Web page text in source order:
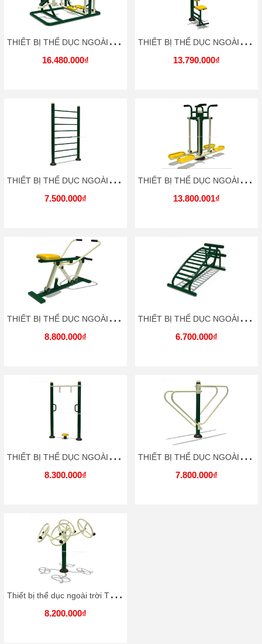
T
HIẾT BỊ THỂ DỤC NGOÀI TRỜI TDNT039 DOCHOIKINHBAC
16.480.000₫
T
HIẾT BỊ THỂ DỤC NGOÀI TRỜI TDNT001 DOCHOIKINHBAC
13.790.000₫
T
HIẾT BỊ THỂ DỤC NGOÀI TRỜI TDNT041 DOCHOIKINHBAC
7.500.000₫
T
HIẾT BỊ THỂ DỤC NGOÀI TRỜI TDNT042 DOCHOIKINHBAC
13.800.001₫
T
HIẾT BỊ THỂ DỤC NGOÀI TRỜI TDNT043 DOCHOIKINHBAC
8.800.000₫
T
HIẾT BỊ THỂ DỤC NGOÀI TRỜI TDNT044 DOCHOIKINHBAC
6.700.000₫
T
HIẾT BỊ THỂ DỤC NGOÀI TRỜI TDNT045 DOCHOIKINHBAC
8.300.000₫
T
HIẾT BỊ THỂ DỤC NGOÀI TRỜI TDNT047 DOCHOIKINHBAC
7.800.000₫
T
hiết bị thể dục ngoài trời TDNT046 Dochoikinhbac
8.200.000₫